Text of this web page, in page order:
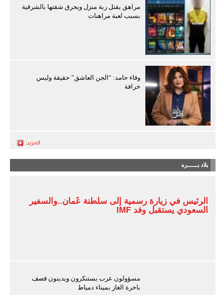
مراهق يقتل ربة منزل ويحرق شقتها بالشرقية
بسبب لعبة مراهنات
وفاء حامد: “الجن العاشق” حقيقة وليس
خرافة
بلاد بـــــره
الرئيس في زيارة رسمية إلى سلطنة عُمان..والسفير
السعودي يستقبل وفد IMF
مسؤولون عرب يستنكرون ويدينون قصف
باخرة الغاز بميناء دمياط